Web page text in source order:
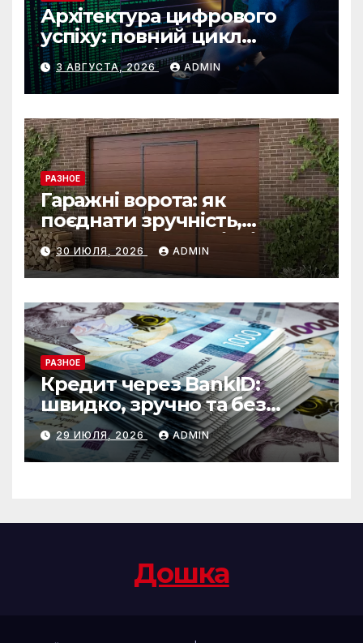
Архітектура цифрового
успіху: повний цикл
розробки від IST Group
3 АВГУСТА, 2026 ADMIN
РАЗНОЕ
Гаражні ворота: як
поєднати зручність,
безпеку та довговічність
30 ИЮЛЯ, 2026 ADMIN
РАЗНОЕ
Кредит через BankID:
швидко, зручно та без
зайвих формальностей
29 ИЮЛЯ, 2026 ADMIN
Дошка